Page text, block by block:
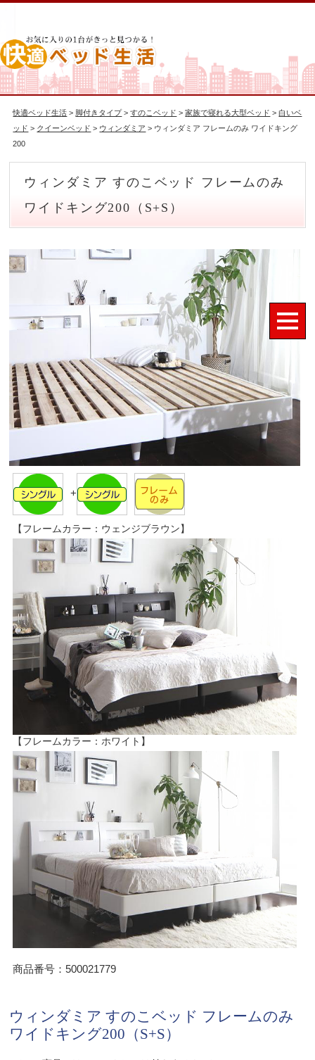
快適ベッド生活 > 脚付きタイプ >すのこベッド >家族で寝れる大型ベッド >白いベ
ッド > クイーンベッド > ウィンダミア > ウィンダミア フレームのみ ワイドキング
200
ウィンダミア すのこベッド フレームのみ
ワイドキング200（S+S）
+
【フレームカラー：ウェンジブラウン】
【フレームカラー：ホワイト】
商品番号：500021779
ウィンダミア すのこベッド フレームのみ
ワイドキング200（S+S）